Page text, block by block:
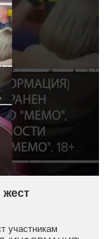
жест
участникам